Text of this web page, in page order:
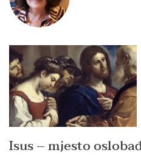
Isus – mjesto